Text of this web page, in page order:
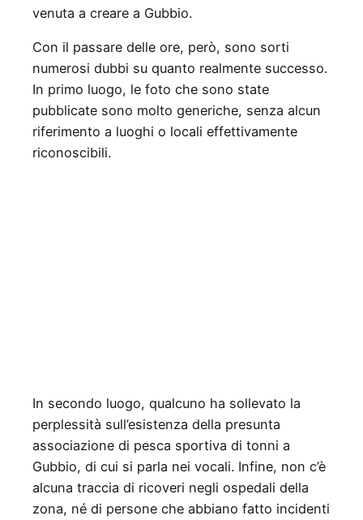
venuta a creare a Gubbio.
Con il passare delle ore, però, sono sorti
numerosi dubbi su quanto realmente successo.
In primo luogo, le foto che sono state
pubblicate sono molto generiche, senza alcun
riferimento a luoghi o locali effettivamente
riconoscibili.
In secondo luogo, qualcuno ha sollevato la
perplessità sull’esistenza della presunta
associazione di pesca sportiva di tonni a
Gubbio, di cui si parla nei vocali. Infine, non c’è
alcuna traccia di ricoveri negli ospedali della
zona, né di persone che abbiano fatto incidenti